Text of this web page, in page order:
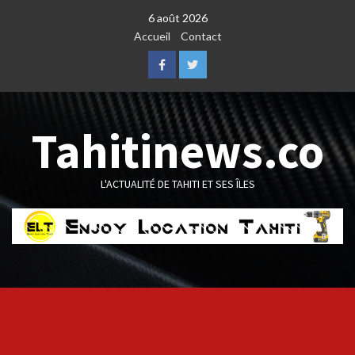
6 août 2026
Accueil
Contact
FacebookTwitter
Tahitinews.co
L'ACTUALITÉ DE TAHITI ET SES ÎLES